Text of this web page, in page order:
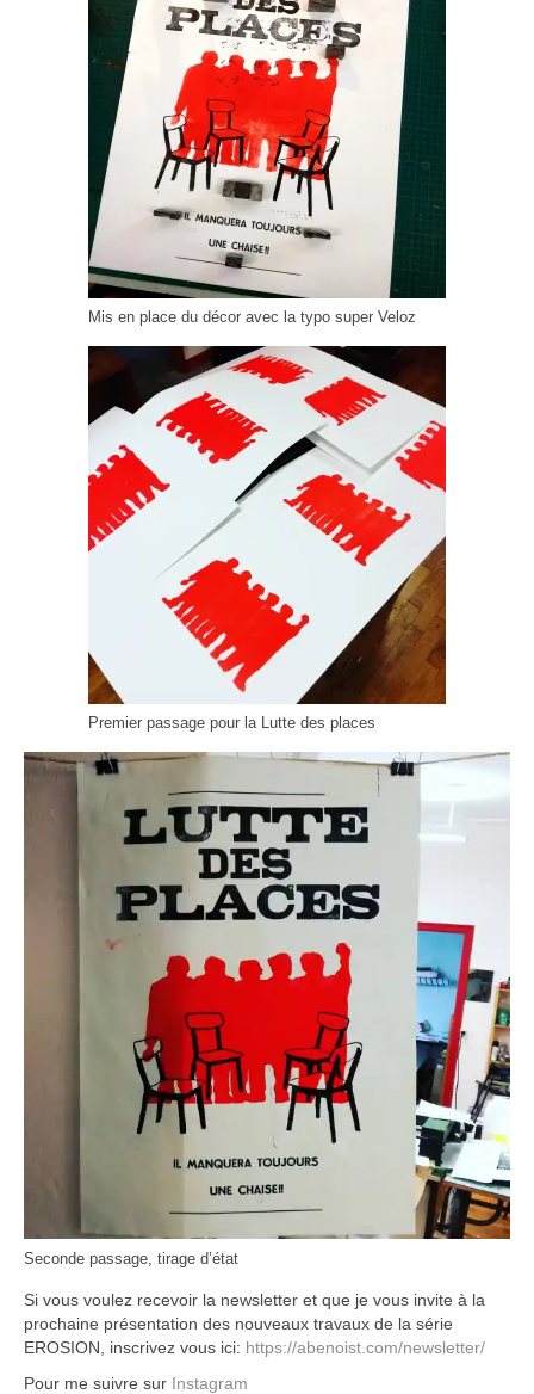
Mis en place du décor avec la typo super Veloz
Premier passage pour la Lutte des places
Seconde passage, tirage d’état
Si vous voulez recevoir la newsletter et que je vous invite à la
prochaine présentation des nouveaux travaux de la série
EROSION, inscrivez vous ici: https://abenoist.com/newsletter/
Pour me suivre sur Instagram